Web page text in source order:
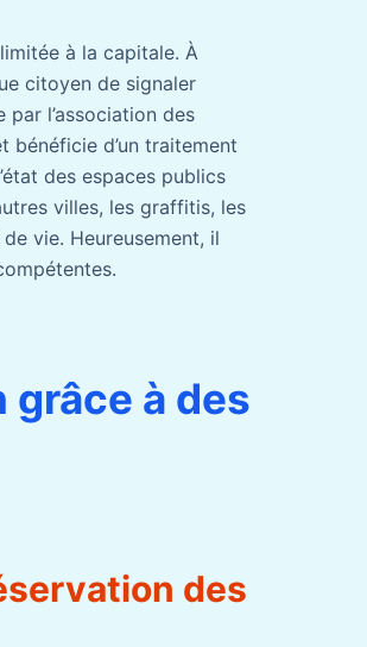
à la capitale. À
citoyen de signaler
l’association des
bénéficie d’un traitement
des espaces publics
villes, les graffitis, les
vie. Heureusement, il
à des
des